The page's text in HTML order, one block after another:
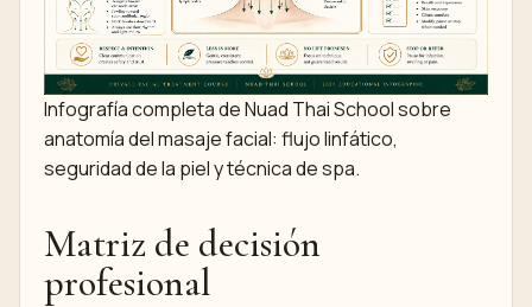
Infografía completa de Nuad Thai School sobre
anatomía del masaje facial: flujo linfático,
seguridad de la piel y técnica de spa.
Matriz de decisión
profesional